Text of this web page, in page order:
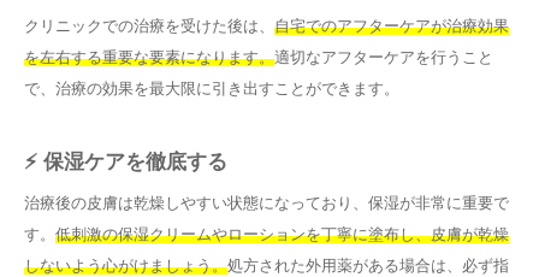
クリニックでの治療を受けた後は、 自宅でのアフターケアが治療効果
を左右する重要な要素になります。適切なアフターケアを行うこと
で、治療の効果を最大限に引き出すことができます。
⚡ 保湿ケアを徹底する
治療後の皮膚は乾燥しやすい状態になっており、保湿が非常に重要で
す。 低刺激の保湿クリームやローションを丁寧に塗布し、皮膚が乾燥
しないよう心がけましょう。処方された外用薬がある場合は、必ず指